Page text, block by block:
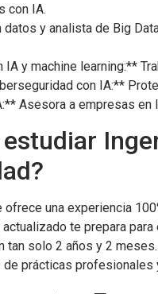
con IA.
y analista de Big
y machine learning:**
con IA:**
Asesora a empresas
una experiencia
te prepara
tan solo 2 años y 2
de prácticas